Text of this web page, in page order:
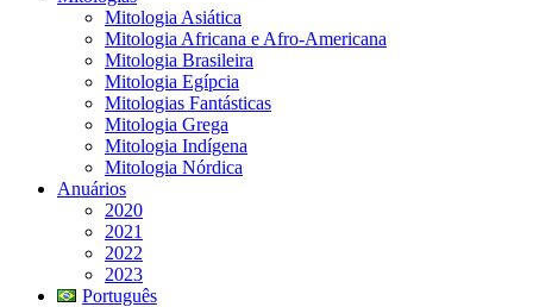
Mitologia Asiática
Mitologia Africana e Afro-Americana
Mitologia Brasileira
Mitologia Egípcia
Mitologias Fantásticas
Mitologia Grega
Mitologia Indígena
Mitologia Nórdica
Anuários
2020
2021
2022
2023
Português